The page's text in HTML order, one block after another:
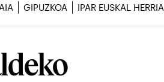
GIPUZKOA IPAR EUSKAL HERRIA